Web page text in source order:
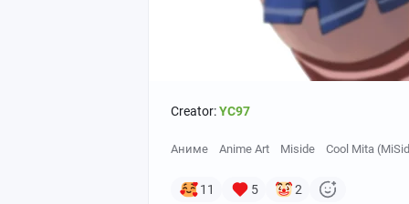
Creator:YC97
Аниме Anime Art Miside Cool Mita
11 5 2